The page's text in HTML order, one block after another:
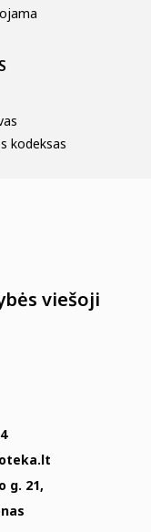
kodeksas
viešoji
g. 21,